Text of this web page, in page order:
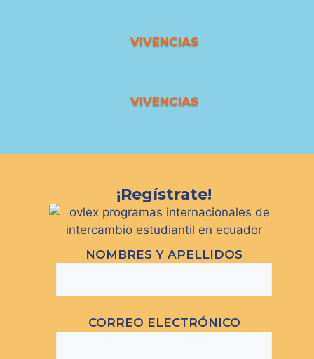
VIVENCIAS
VIVENCIAS
¡Regístrate!
NOMBRES Y APELLIDOS
CORREO ELECTRÓNICO